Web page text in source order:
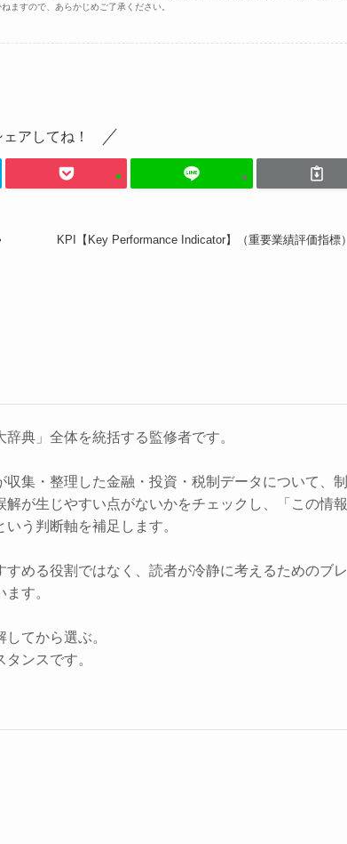
ますので、あらかじめご了承ください。
アしてね！
KPI【Key Performance Indicator】（重要業績評価指標）
典」全体を統括する監修者です。
集・整理した金融・投資・税制データについて、制
解が生じやすい点がないかをチェックし、「この情報
う判断軸を補足します。
すめる役割ではなく、読者が冷静に考えるためのブレ
す。
てから選ぶ。
ンスです。